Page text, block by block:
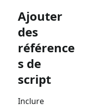
Ajouter
des
référence
s de
script
Inclure